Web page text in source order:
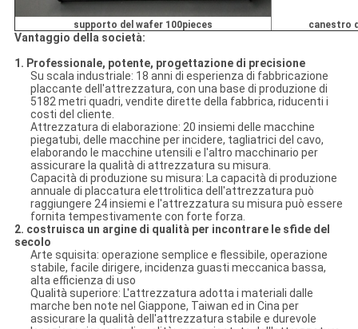
supporto del wafer100pieces canestro
Vantaggio della società:
1. Professionale, potente, progettazione di precisione
Su scala industriale: 18 anni di esperienza di fabbricazione
placcante dell'attrezzatura, con una base di produzione di
5182 metri quadri, vendite dirette della fabbrica, riducenti i
costi del cliente.
Attrezzatura di elaborazione: 20 insiemi delle macchine
piegatubi, delle macchine per incidere, tagliatrici del cavo,
elaborando le macchine utensili e l'altro macchinario per
assicurare la qualità di attrezzatura su misura.
Capacità di produzione su misura: La capacità di produzione
annuale di placcatura elettrolitica dell'attrezzatura può
raggiungere 24 insiemi e l'attrezzatura su misura può essere
fornita tempestivamente con forte forza.
2. costruisca un argine di qualità per incontrare le sfide del
secolo
Arte squisita: operazione semplice e flessibile, operazione
stabile, facile dirigere, incidenza guasti meccanica bassa,
alta efficienza di uso
Qualità superiore: L'attrezzatura adotta i materiali dalle
marche ben note nel Giappone, Taiwan ed in Cina per
assicurare la qualità dell'attrezzatura stabile e durevole